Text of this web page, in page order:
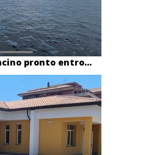
pronto entro...